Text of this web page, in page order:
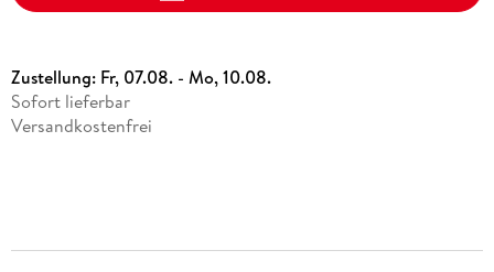
Zustellung: Fr, 07.08. - Mo, 10.08.
Sofort lieferbar
Versandkostenfrei